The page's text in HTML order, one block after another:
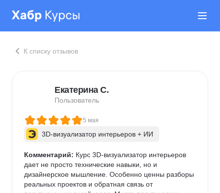
К списку отзывов
Екатерина С.
Пользователь
5 мая
3D-визуализатор интерьеров + ИИ
Комментарий: Курс 3D-визуализатор интерьеров
дает не просто технические навыки, но и
дизайнерское мышление. Особенно ценны разборы
реальных проектов и обратная связь от